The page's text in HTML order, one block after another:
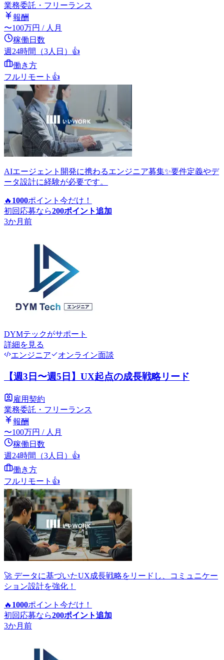
業務委託・フリーランス
報酬
〜100万円 / 人月
稼働日数
週24時間（3人日） 👍
働き方
フルリモート 👍
AIエージェント開発に携わるエンジニア募集✨要件定義やデ
ータ設計に経験が必要です。
🔥 1000ポイント 今だけ！
初回応募なら200ポイント追加
3か月前
DYMテックがサポート
詳細を見る
エンジニア
オンライン面談
【週3日〜週5日】UX起点の成長戦略リード
雇用契約
業務委託・フリーランス
報酬
〜100万円 / 人月
稼働日数
週24時間（3人日） 👍
働き方
フルリモート 👍
🚀 データに基づいたUX成長戦略をリードし、コミュニケー
ション設計を強化！
🔥 1000ポイント 今だけ！
初回応募なら200ポイント追加
3か月前